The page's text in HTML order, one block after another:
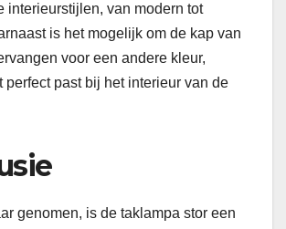
interieurstijlen, van modern tot
is het mogelijk om de kap van
voor een andere kleur,
perfect past bij het interieur van de
genomen, is de taklampa stor een